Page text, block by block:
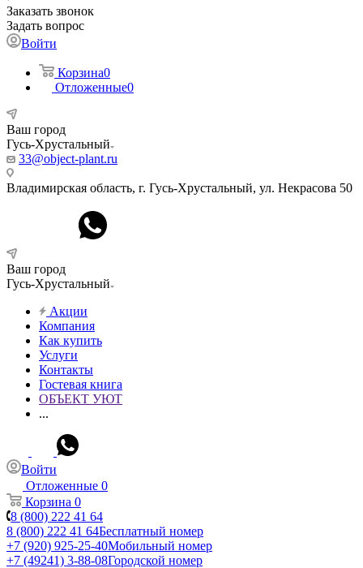
Заказать звонок
Задать вопрос
Войти
Корзина0
Отложенные0
Ваш город
Гусь-Хрустальный
33@object-plant.ru
Владимирская область, г. Гусь-Хрустальный, ул. Некрасова 50
Ваш город
Гусь-Хрустальный
Акции
Компания
Как купить
Услуги
Контакты
Гостевая книга
ОБЪЕКТ УЮТ
...
Войти
Отложенные 0
Корзина 0
8 (800) 222 41 64
8 (800) 222 41 64Бесплатный номер
+7 (920) 925-25-40Мобильный номер
+7 (49241) 3-88-08Городской номер